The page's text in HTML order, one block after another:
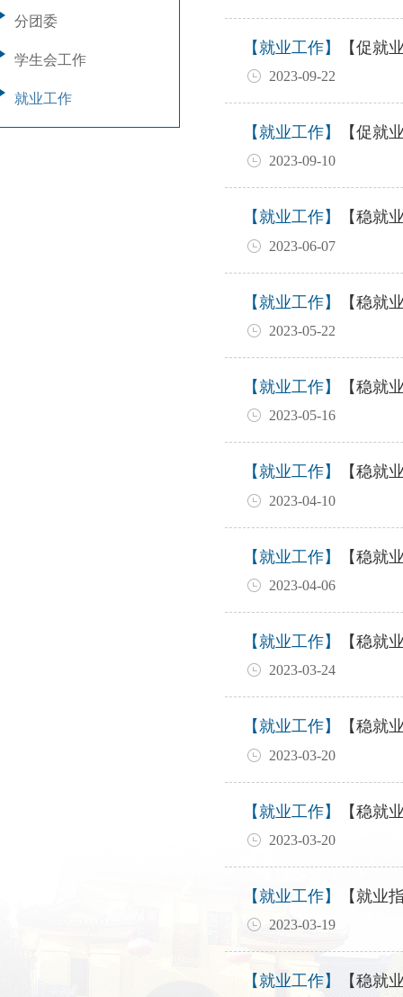
分团委
学生会工作
就业工作
【就业工作】 【促就
2023-09-22
【就业工作】 【促就
2023-09-10
【就业工作】 【稳就
2023-06-07
【就业工作】 【稳就
2023-05-22
【就业工作】 【稳就
2023-05-16
【就业工作】 【稳就
2023-04-10
【就业工作】 【稳就
2023-04-06
【就业工作】 【稳就
2023-03-24
【就业工作】 【稳就
2023-03-20
【就业工作】 【稳就
2023-03-20
【就业工作】 【就业
2023-03-19
【就业工作】 【稳就